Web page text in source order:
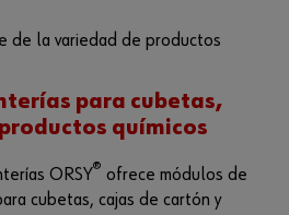
de la variedad de productos
para cubetas,
químicos
ORSY® ofrece módulos de
cubetas, cajas de cartón y